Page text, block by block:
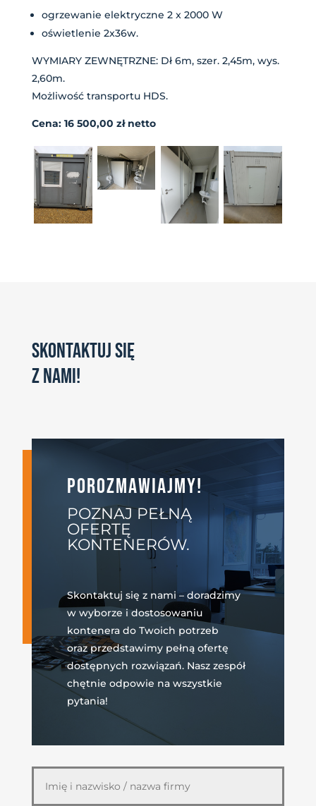
ogrzewanie elektryczne 2 x 2000 W
oświetlenie 2x36w.
WYMIARY ZEWNĘTRZNE: Dł 6m, szer. 2,45m, wys.
2,60m.
Możliwość transportu HDS.
Cena: 16 500,00 zł netto
SKONTAKTUJ SIĘ
Z NAMI!
POROZMAWIAJMY!
POZNAJ PEŁNĄ
OFERTĘ
KONTENERÓW.
Skontaktuj się z nami – doradzimy
w wyborze i dostosowaniu
kontenera do Twoich potrzeb
oraz przedstawimy pełną ofertę
dostępnych rozwiązań. Nasz zespół
chętnie odpowie na wszystkie
pytania!